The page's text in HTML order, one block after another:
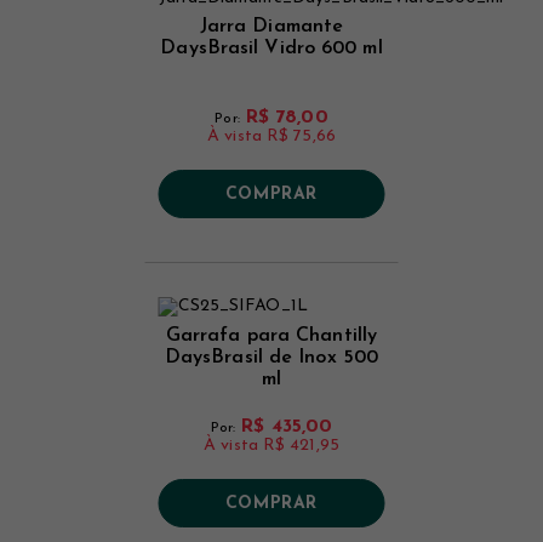
Jarra Diamante
DaysBrasil Vidro 600 ml
Por: R$ 78,00
À vista R$ 75,66
COMPRAR
Garrafa para Chantilly
DaysBrasil de Inox 500
ml
Por: R$ 435,00
À vista R$ 421,95
COMPRAR